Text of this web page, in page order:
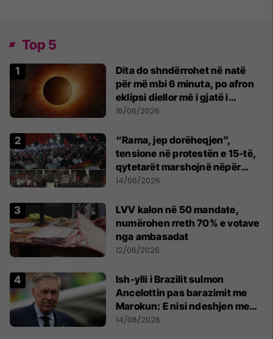
Top 5
Dita do shndërrohet në natë
për më mbi 6 minuta, po afron
eklipsi diellor më i gjatë i
shekullit të 21-të
16/06/2026
“Rama, jep dorëheqjen”,
tensione në protestën e 15-të,
qytetarët marshojnë nëpër
kryeqytet
14/06/2026
LVV kalon në 50 mandate,
numërohen rreth 70% e votave
nga ambasadat
12/06/2026
Ish-ylli i Brazilit sulmon
Ancelottin pas barazimit me
Marokun: E nisi ndeshjen me
formacionin e gabuar
14/06/2026